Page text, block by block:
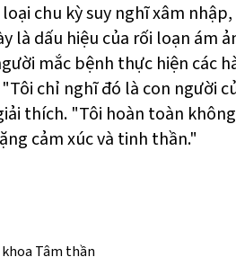
chu kỳ suy nghĩ xâm
là dấu hiệu của rối loạn ám
mắc bệnh thực hiện các
chỉ nghĩ đó là con người
thích. "Tôi hoàn toàn
cảm xúc và tinh thần."
Tâm thần